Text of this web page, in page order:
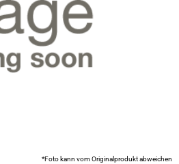
*Foto kann vom Originalprodukt abweichen